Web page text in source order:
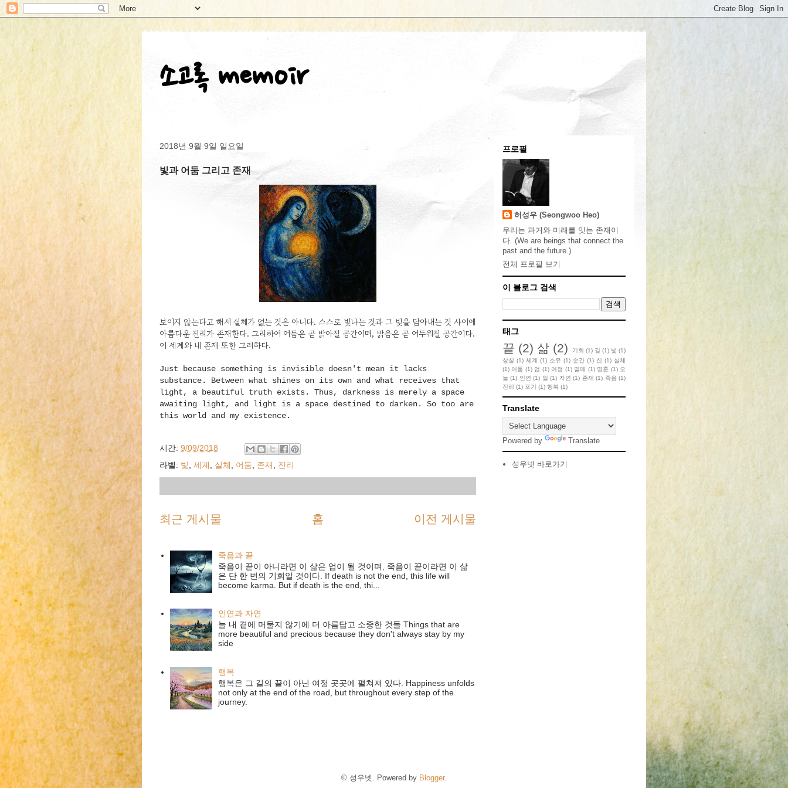
소고록 memoir
2018년 9월 9일 일요일
빛과 어둠 그리고 존재
보이지 않는다고 해서 실체가 없는 것은 아니다. 스스로 빛나는 것과 그 빛을 담아내는 것 사이에
아름다운 진리가 존재한다. 그리하여 어둠은 곧 밝아질 공간이며, 밝음은 곧 어두워질 공간이다.
이 세계와 내 존재 또한 그러하다.
Just because something is invisible doesn't mean it lacks
substance. Between what shines on its own and what receives that
light, a beautiful truth exists. Thus, darkness is merely a space
awaiting light, and light is a space destined to darken. So too are
this world and my existence.
시간: 9/09/2018
라벨: 빛 세계 실체 어둠 존재 진리
최근 게시물 이전 게시물
홈
죽음과 끝
죽음이 끝이 아니라면 이 삶은 업이 될 것이며, 죽음이 끝이라면 이 삶
은 단 한 번의 기회일 것이다. If death is not the end, this life will
become karma. But if death is the end, thi...
인연과 자연
늘 내 곁에 머물지 않기에 더 아름답고 소중한 것들 Things that are
more beautiful and precious because they don't always stay by my
side
행복
행복은 그 길의 끝이 아닌 여정 곳곳에 펼쳐져 있다. Happiness unfolds
not only at the end of the road, but throughout every step of the
journey.
프로필
허성우 (Seongwoo Heo)
우리는 과거와 미래를 잇는 존재이
다. (We are beings that connect the
past and the future.)
전체 프로필 보기
이 블로그 검색
태그
끝 (2) 삶 (2) 기회 (1) 길 (1) 빛 (1)
상실 (1) 세계 (1) 소유 (1) 순간 (1) 신 (1) 실체
(1) 어둠 (1) 업 (1) 여정 (1) 열매 (1) 영혼 (1) 오
늘 (1) 인연 (1) 일 (1) 자연 (1) 존재 (1) 죽음 (1)
진리 (1) 포기 (1) 행복 (1)
Translate
Powered by Translate
성우넷 바로가기
© 성우넷. Powered by Blogger.